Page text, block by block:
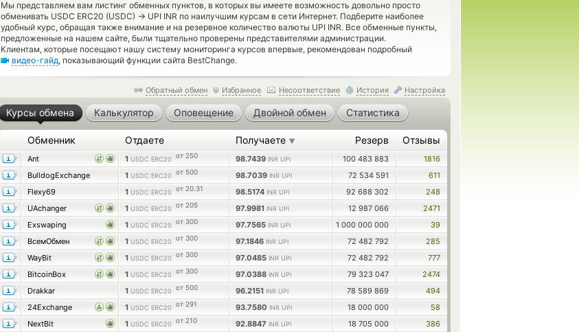
Мы представляем вам листинг обменных пунктов, в которых вы имеете возможность довольно просто
обменивать USDC ERC20 (USDC) → UPI INR по наилучшим курсам в сети Интернет. Подберите наиболее
удобный курс, обращая также внимание и на резервное количество валюты UPI INR. Все обменные пункты,
предложенные на нашем сайте, были тщательно проверены представителями администрации.
Клиентам, которые посещают нашу систему мониторинга курсов впервые, рекомендован подробный
видео-гайд, показывающий функции сайта BestChange.
Обратный обмен Избранное Несоответствие История Настройка
Курсы обмена Калькулятор Оповещение Двойной обмен Статистика
Обменник Отдаете Получаете ▼ Резерв Отзывы
Ant 1 USDC ERC20 от 250 98.7439 INR UPI 100 483 883
1816
BulldogExchange
1 USDC ERC20 от 500 98.7039 INR UPI 72 534 591
611
Flexy69
1 USDC ERC20 от 20.31 98.5174 INR UPI 92 688 302
248
UAchanger
1 USDC ERC20 от 205 97.9981 INR UPI 12 987 066
2471
Exswaping
1 USDC ERC20 от 300 97.7565 INR UPI 1 000 000 000
39
ВсемОбмен
1 USDC ERC20 от 300 97.1846 INR UPI 72 482 792
285
WayBit
1 USDC ERC20 от 300 97.0485 INR UPI 72 482 792
777
BitcoinBox
1 USDC ERC20 от 300 97.0388 INR UPI 79 323 047
2474
Drakkar
1 USDC ERC20 от 500 96.2151 INR UPI 78 589 869
494
24Exchange
1 USDC ERC20 от 291 93.7580 INR UPI 18 000 000
58
NextBit
1 USDC ERC20 от 210 92.8847 INR UPI 18 705 000
386